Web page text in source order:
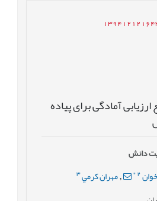
آمادگی برای پیاده
دانش
2
*
,مهران کرمي 3